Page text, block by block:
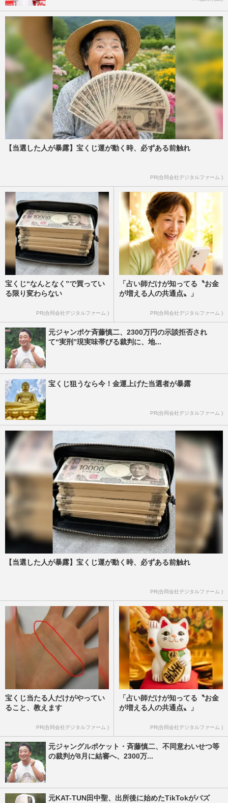
【当選した人が暴露】宝くじ運が動く時、必ずある前触れ
PR(合同会社デジタルファーム )
宝くじ“なんとなく”で買ってい
る限り変わらない
PR(合同会社デジタルファーム )
「占い師だけが知ってる〝お金
が増える人の共通点〟」
PR(合同会社デジタルファーム )
元ジャンポケ斉藤慎二、2300万円の示談拒否され
て“実刑”現実味帯びる裁判に、地...
宝くじ狙うなら今！金運上げた当選者が暴露
PR(合同会社デジタルファーム )
【当選した人が暴露】宝くじ運が動く時、必ずある前触れ
PR(合同会社デジタルファーム )
宝くじ当たる人だけがやってい
ること、教えます
PR(合同会社デジタルファーム )
「占い師だけが知ってる〝お金
が増える人の共通点〟」
PR(合同会社デジタルファーム )
元ジャングルポケット・斉藤慎二、不同意わいせつ等
の裁判が8月に結審へ、2300万...
元KAT-TUN田中聖、出所後に始めたTikTokがバズ